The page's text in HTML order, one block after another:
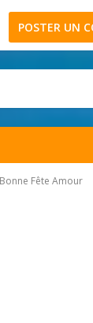
Fête Amour